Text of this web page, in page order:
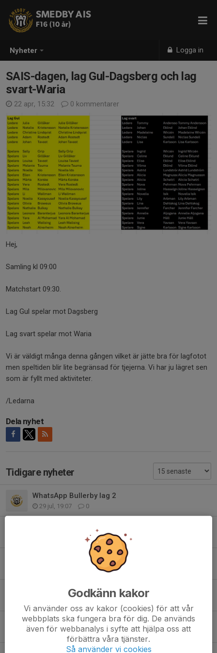
Nyheter Logga in
SMEDBY AIS
F16 (10 år)
SAIS-dagen, lag Gul-Dagsberg och lag
svart-Waria
22 apr, 15:32 0 kommentarer
Hej,
Samling kl 09:00
Matchstart 09:30.
Lag Gul spelar mot Dagsberg
Lag svart spelar mot Waria
Vi är väldigt många denna gången vilket är jätte bra för lagfotot
men speltiden blir lite begränsad för tjejerna. Vi har ju lägret sen
som är fyllt med aktiviteter.
/Ledarna
Dela nyhet
Tidigare nyheter
WhatsApp Bullerby lag 2
29 jul, 19:07 0
WhatsApp bulllerby lag 1
0
Bullerby info
Bullerby info
7 jul, 09:14 0
Godkänn kakor
Vi använder oss av kakor (cookies) för att vår
webbplats ska fungera bra för dig. De används
även för webbanalys i syfte att hjälpa oss att
förbättra våra tjänster.
Så använder vi cookies